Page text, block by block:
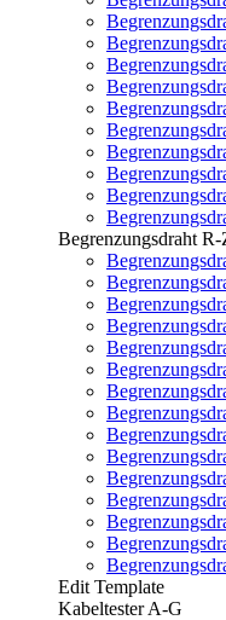
Begrenzungsdraht R-
Edit Template
Kabeltester A-G